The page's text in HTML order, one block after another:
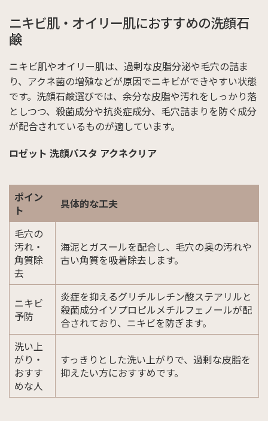
ニキビ肌・オイリー肌におすすめの洗顔石
鹸
ニキビ肌やオイリー肌は、過剰な皮脂分泌や毛穴の詰ま
り、アクネ菌の増殖などが原因でニキビができやすい状態
です。洗顔石鹸選びでは、余分な皮脂や汚れをしっかり落
としつつ、殺菌成分や抗炎症成分、毛穴詰まりを防ぐ成分
が配合されているものが適しています。
ロゼット 洗顔パスタ アクネクリア
ポイン
ト
具体的な工夫
毛穴の
汚れ・
角質除
去
海泥とガスールを配合し、毛穴の奥の汚れや
古い角質を吸着除去します。
ニキビ
予防
炎症を抑えるグリチルレチン酸ステアリルと
殺菌成分イソプロピルメチルフェノールが配
合されており、ニキビを防ぎます。
洗い上
がり・
おすす
めな人
すっきりとした洗い上がりで、過剰な皮脂を
抑えたい方におすすめです。